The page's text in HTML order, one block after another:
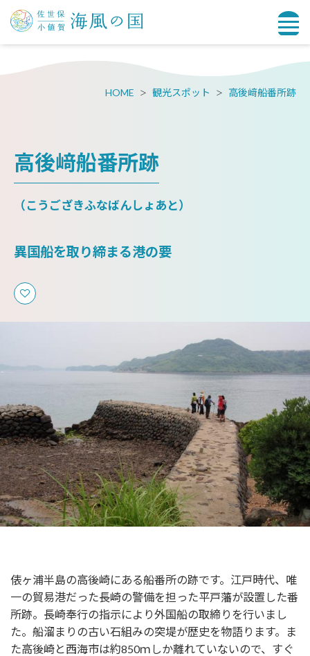
HOME 観光スポット 高後﨑船番所跡
高後﨑船番所跡
（こうござきふなばんしょあと）
異国船を取り締まる港の要
俵ヶ浦半島の高後崎にある船番所の跡です。江戸時代、唯
一の貿易港だった長崎の警備を担った平戸藩が設置した番
所跡。長崎奉行の指示により外国船の取締りを行いまし
た。船溜まりの古い石組みの突堤が歴史を物語ります。ま
た高後崎と西海市は約850ｍしか離れていないので、すぐ